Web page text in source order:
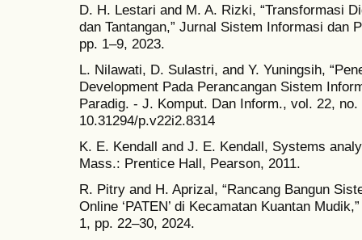
D. H. Lestari and M. A. Rizki, “Transformasi
dan Tantangan,” Jurnal Sistem Informasi dan
pp. 1–9, 2023.
L. Nilawati, D. Sulastri, and Y. Yuningsih,
Development Pada Perancangan Sistem
Paradig. - J. Komput. Dan Inform., vol. 22,
10.31294/p.v22i2.8314
K. E. Kendall and J. E. Kendall, Systems
Mass.: Prentice Hall, Pearson, 2011.
R. Pitry and H. Aprizal, “Rancang Bangun
Online ‘PATEN’ di Kecamatan Kuantan
1, pp. 22–30, 2024.